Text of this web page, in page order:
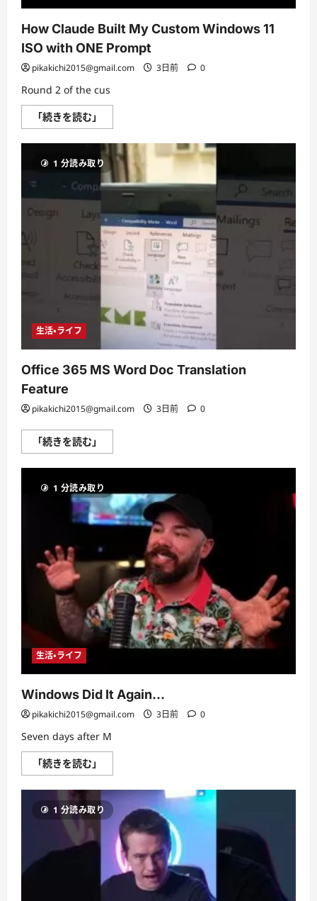
How Claude Built My Custom Windows 11
ISO with ONE Prompt
pikakichi2015@gmail.com 3日前 0
Round 2 of the cus
「続きを読む」
Claude
My
Custom
Windows
11
ISO
with
Prompt
に
つ
い
て
さ
む
1 分読み取り
生活・ライフ
Office 365 MS Word Doc Translation
Feature
pikakichi2015@gmail.com 3日前 0
「続きを読む」
365
Word
Translation
Feature
に
つ
い
さ
ら
に
む
1 分読み取り
生活・ライフ
Windows Did It Again…
pikakichi2015@gmail.com 3日前 0
Seven days after M
「続きを読む」
Did
Again…
に
つ
い
む
1 分読み取り